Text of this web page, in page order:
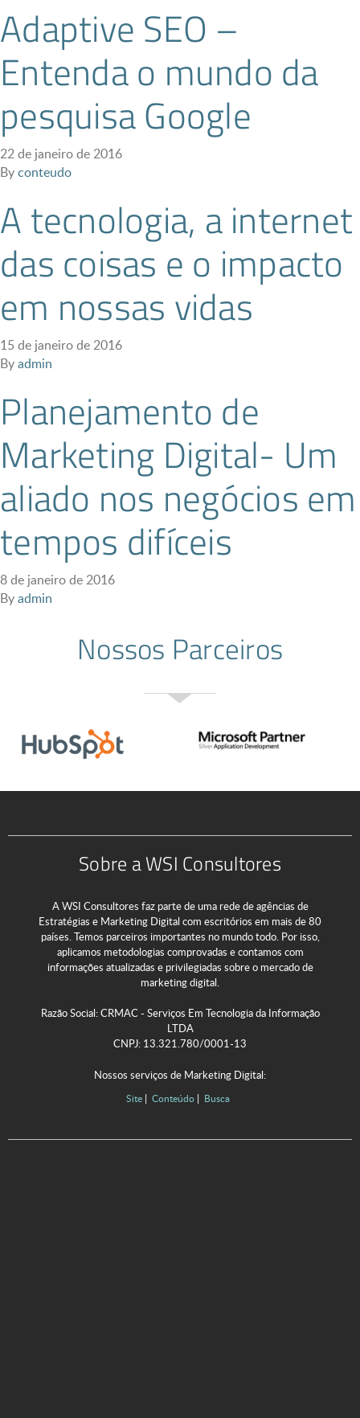
Adaptive SEO –
Entenda o mundo da
pesquisa Google
22 de janeiro de 2016
Byconteudo
A tecnologia, a internet
das coisas e o impacto
em nossas vidas
15 de janeiro de 2016
Byadmin
Planejamento de
Marketing Digital- Um
aliado nos negócios em
tempos difíceis
8 de janeiro de 2016
Byadmin
Nossos Parceiros
Sobre a WSI Consultores
A WSI Consultores faz parte de uma rede de agências de
Estratégias e Marketing Digital com escritórios em mais de 80
países. Temos parceiros importantes no mundo todo. Por isso,
aplicamos metodologias comprovadas e contamos com
informações atualizadas e privilegiadas sobre o mercado de
marketing digital.
Razão Social: CRMAC - Serviços Em Tecnologia da Informação
LTDA
CNPJ: 13.321.780/0001-13
Nossos serviços de Marketing Digital:
Site Conteúdo Busca